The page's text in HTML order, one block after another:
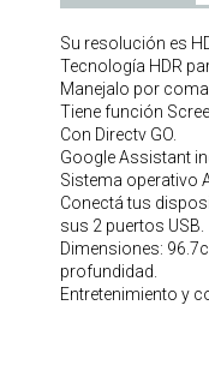
Su resolución es
Tecnología HDR
Manejalo por
Tiene función
Con Directv GO.
Google Assistant
Sistema operativo
Conectá tus
sus 2 puertos USB.
Dimensiones:
profundidad.
Entretenimiento y